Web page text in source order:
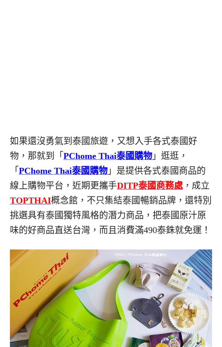
如果還沒勇氣到泰國旅遊，又想入手各式泰國好
物，那就到「 PChome Thai泰國購物 」逛逛，
「 PChome Thai泰國購物 」是提供各式泰國商品的
線上購物平台，近期更攜手DITP泰國商務處，成立
TOPTHAI概念館，不只集結泰國暢銷品牌，還特別
挑選具有泰國獨特風格的潛力商品，把泰國原汁原
味的好商品直送台灣，而且消費滿490泰銖就免運！